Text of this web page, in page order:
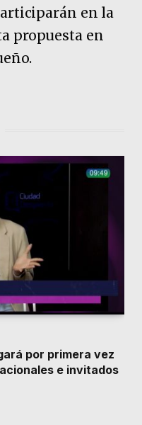
en la
propuesta en
por primera vez
e invitados